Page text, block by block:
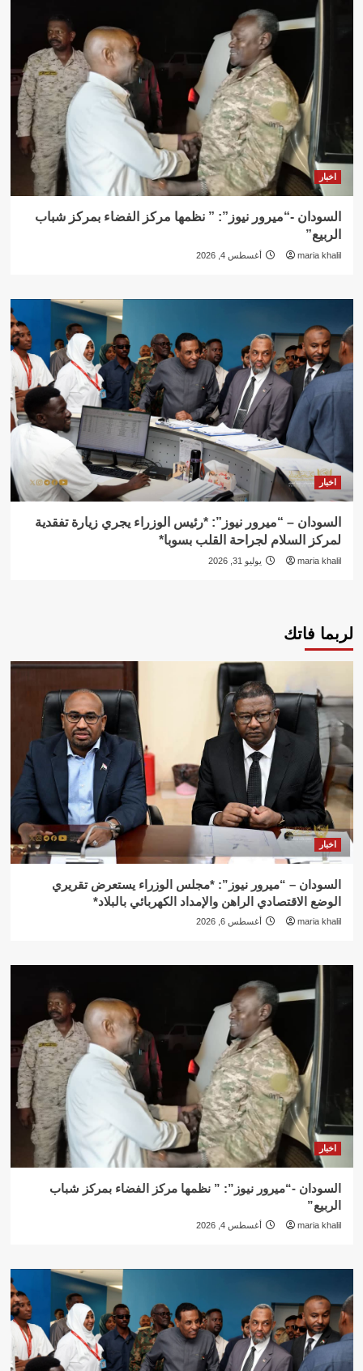
اخبار
السودان -“ميرور نيوز”: ” نظمها مركز الفضاء بمركز شباب
الربيع”
maria khalil أغسطس 4, 2026
اخبار
السودان – “ميرور نيوز”: *رئيس الوزراء يجري زيارة تفقدية
لمركز السلام لجراحة القلب بسوبا*
maria khalil يوليو 31, 2026
لربما فاتك
اخبار
السودان – “ميرور نيوز”: *مجلس الوزراء يستعرض تقريري
الوضع الاقتصادي الراهن والإمداد الكهربائي بالبلاد*
maria khalil أغسطس 6, 2026
اخبار
السودان -“ميرور نيوز”: ” نظمها مركز الفضاء بمركز شباب
الربيع”
maria khalil أغسطس 4, 2026